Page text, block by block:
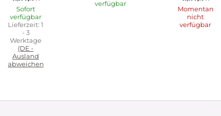
Sofort
verfügbar
Lieferzeit: 1
- 3
Werktage
(DE -
Ausland
abweichend)
verfügbar
Momentan
nicht
verfügbar